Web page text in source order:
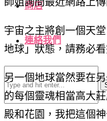
商店
連絡我們
宇宙之主將創一個天
地球」狀態，請務必
另一個地球當然要在
的每個靈魂相當高大
殿和花園，我把這個